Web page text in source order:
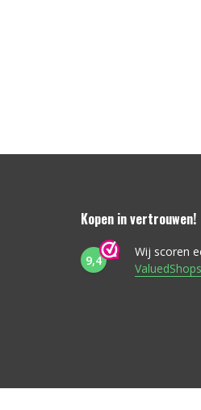
Kopen in vertrouwen!
9,4
Wij scoren
ValuedShops